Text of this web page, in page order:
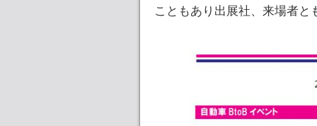
こともあり出展社、来場者